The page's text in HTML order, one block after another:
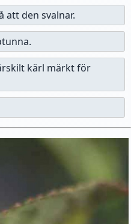
att den svalnar.
kärl märkt för